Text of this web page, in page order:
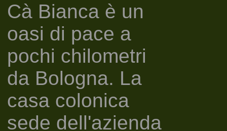
Cà Bianca è un
oasi di pace a
pochi chilometri
da Bologna. La
casa colonica
sede dell'azienda